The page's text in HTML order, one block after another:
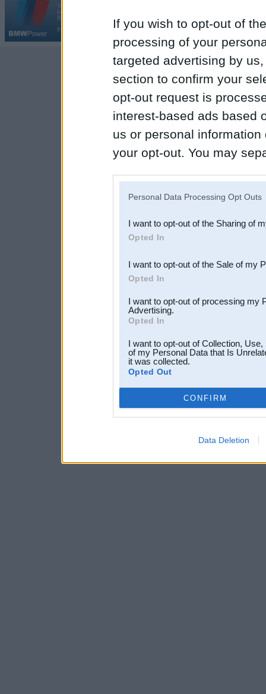
If you wish to opt-out of
processing of your
targeted advertising by
section to confirm your
opt-out request is
interest-based ads based
us or personal
your opt-out. You may
Downstream Participants
third parties.
Personal Data Processing Opt Outs
I want to opt-out of the Sharing of
Opted In
I want to opt-out of the Sale of my
Opted In
I want to opt-out of processing my
Advertising.
Opted In
I want to opt-out of Collection,
of my Personal Data that Is
it was collected.
Opted Out
CONFIRM
Data Deletion
Vortāls BMWPower.lv darbojas
kopš 2002. gada 14. maija. Tas nav auto klubs un nav saistīts ar
BMW AG.
Par BMWPower
Kontakti |Reklāma